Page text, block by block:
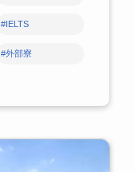
#IELTS
#外部寮